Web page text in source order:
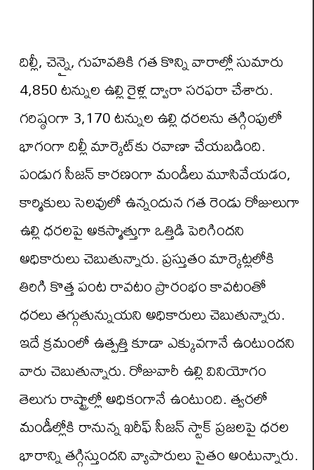
దిల్లీ, చెన్నై, గుహవతికి గత కొన్ని వారాల్లో సుమారు
4,850 టన్నుల ఉల్లి రైళ్ల ద్వారా సరఫరా చేశారు.
గరిష్ఠంగా 3,170 టన్నుల ఉల్లి ధరలను తగ్గింపులో
భాగంగా దిల్లీ మార్కెట్‌కు రవాణా చేయబడింది.
పండుగ సీజన్ కారణంగా మండీలు మూసివేయడం,
కార్మికులు సెలవులో ఉన్నందున గత రెండు రోజులుగా
ఉల్లి ధరలపై అకస్మాత్తుగా ఒత్తిడి పెరిగిందని
అధికారులు చెబుతున్నారు. ప్రస్తుతం మార్కెట్లలోకి
తిరిగి కొత్త పంట రావటం ప్రారంభం కావటంతో
ధరలు తగ్గుతున్నుయని అధికారులు చెబుతున్నారు.
ఇదే క్రమంలో ఉత్పత్తి కూడా ఎక్కువగానే ఉంటుందని
వారు చెబుతున్నారు. రోజువారీ ఉల్లి వినియోగం
తెలుగు రాష్ట్రాల్లో అధికంగానే ఉంటుంది. త్వరలో
మండీల్లోకి రానున్న ఖరీఫ్ సీజన్ స్టాక్ ప్రజలపై ధరల
భారాన్ని తగ్గిస్తుందని వ్యాపారులు సైతం అంటున్నారు.